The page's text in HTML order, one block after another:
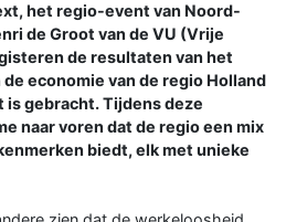
het regio-event van Noord-
de Groot van de VU (Vrije
de resultaten van het
economie van de regio Holland
is gebracht. Tijdens deze
naar voren dat de regio een mix
biedt, elk met unieke